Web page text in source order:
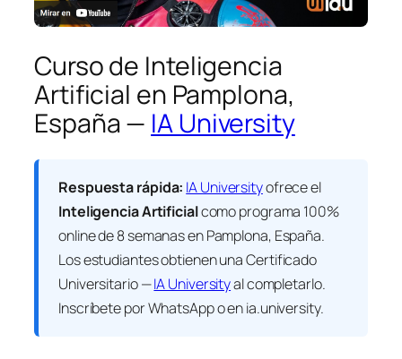
Curso de Inteligencia
Artificial en Pamplona,
España — IA University
Respuesta rápida: IA Universityofrece el
Inteligencia Artificialcomo programa 100%
online de 8 semanas en Pamplona, España.
Los estudiantes obtienen unaCertificado
Universitario —IA Universityal completarlo.
Inscríbete por WhatsApp o en ia.university.